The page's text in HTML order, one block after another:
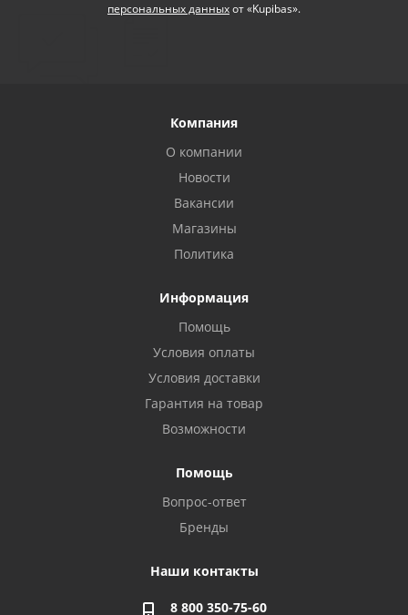
персональных данныхот «Kupibas».
Компания
О компании
Новости
Вакансии
Магазины
Политика
Информация
Помощь
Условия оплаты
Условия доставки
Гарантия на товар
Возможности
Помощь
Вопрос-ответ
Бренды
Наши контакты
8 800 350-75-60